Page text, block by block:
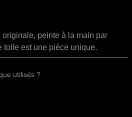
originale, peinte à la main par
toile est une pièce unique.
utilisés ?